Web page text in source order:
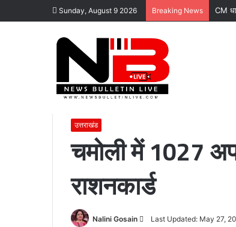
Sunday, August 9 2026 Breaking News CM
Home /उत्तराखंड /चमोली में 1027 अपात्र लोगों ने
उत्तराखंड
चमोली में 1027
राशनकार्ड
Nalini Gosain
Send
Last Updated: May 27,
के
दुगड्डा
पर